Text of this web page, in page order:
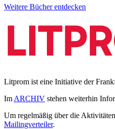
Weitere Bücher entdecken
Litprom ist eine Initiative der
Im ARCHIV stehen weiterhin
Um regelmäßig über die
Mailingverteiler.